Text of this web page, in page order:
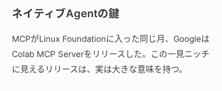
ネイティブAgentの鍵
MCPがLinux Foundationに入った同じ月、Googleは
Colab MCP Serverをリリースした。この一見ニッチ
に見えるリリースは、実は大きな意味を持つ。